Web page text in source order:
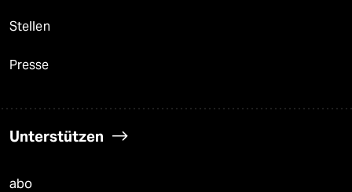
Stellen
Presse
Unterstützen
abo